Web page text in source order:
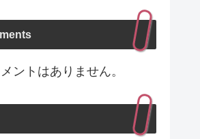
ントはありません。